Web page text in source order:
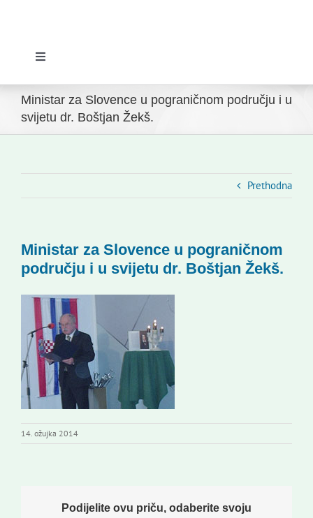
Toggle
Početna
Novosti
Kontakti
Novi odmev – naše glasilo
Izdavaštvo
Ministar za Slovence u pograničnom području i u
svijetu dr. Boštjan Žekš.
Prethodna
Ministar za Slovence u pograničnom
području i u svijetu dr. Boštjan Žekš.
14. ožujka 2014
Podijelite ovu priču, odaberite svoju